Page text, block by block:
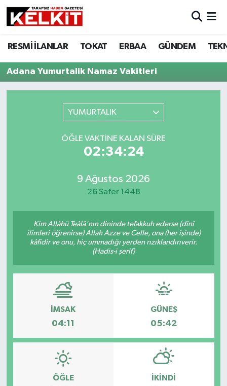
RESMİ İLANLAR TOKAT ERBAA GÜNDEM
Adana Yumurtalik Namaz Vakitleri
YUMURTALIK
ÖĞLE VAKTINE KALAN SÜRE
02:34:24
9 Ağustos 2026
26 Safer 1448
Kim Allâhü Teâlâ'nın dininde tefakkuh ederse (dînî
ilimleri öğrenirse) Allah Azze ve Celle, ona (her işinde)
kâfidir ve onu, hiç ummadığı yerden rızıklandırıverir.
(Hadis-i şerif)
İMSAK
04:11
GÜNEŞ
05:42
ÖĞLE İKINDI